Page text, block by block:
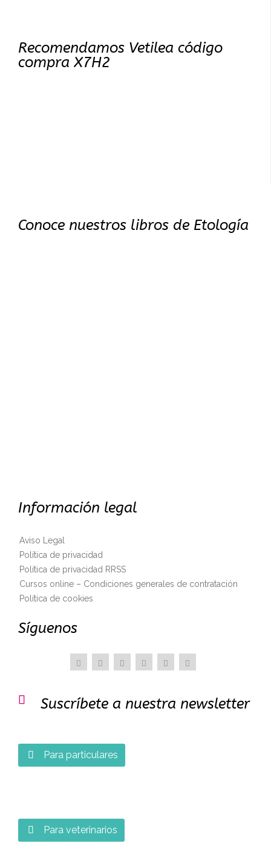
Recomendamos Vetilea código
compra X7H2
Conoce nuestros libros de Etología
Información legal
Aviso Legal
Política de privacidad
Política de privacidad RRSS
Cursos online – Condiciones generales de contratación
Política de cookies
Síguenos
 Suscríbete a nuestra newsletter
 Para particulares
 Para veterinarios